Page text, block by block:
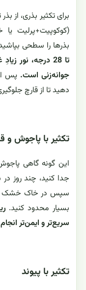
برای تکثیر بذری، از
(کوکوپیت+پرلیت
بذرها را سطحی
تا 28 درجه، نور
جوانه‌زنی است. پس
دهید تا از قارچ
تکثیر با پاجوش و
این گونه گاهی
جدا کنید، چند روز
سپس در خاک خشک و
بسیار محدود کنید.
سریع‌تر و ایمن‌تر
تکثیر با پیوند